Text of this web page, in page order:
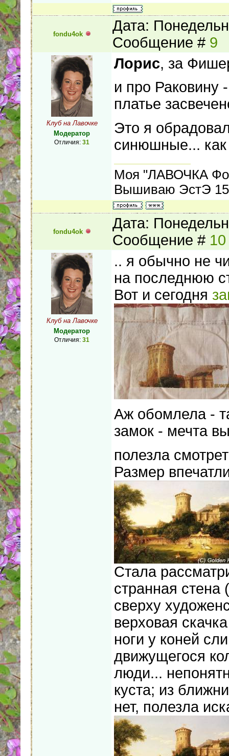
fondu4ok
Дата:
Сообщение # 9
Клуб на Лавочке
Модератор
Отличия: 31
Лорис, за
и про Раковину
платье
Это я
синюшные... как
Моя "ЛАВОЧКА
Вышиваю ЭстЭ
fondu4ok
Дата:
Сообщение # 10
Клуб на Лавочке
Модератор
Отличия: 31
.. я обычно не
на последнюю
Вот и сегодня
Аж обомлела -
замок - мечта
полезла
Размер
Стала
странная стена
сверху
верховая
ноги у коней
движущегося
люди...
куста; из
нет, полезла